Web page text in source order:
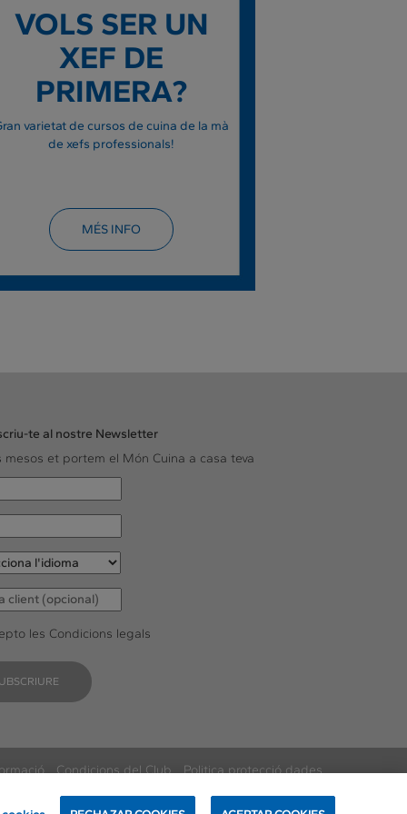
VOLS SER UN
XEF DE
PRIMERA?
varietat de cursos de cuina de la mà
de xefs professionals!
MÉS INFO
te al nostre Newsletter
mesos et portem el Món Cuina a casa teva
les Condicions legals
Condicions del Club Politica protecció dades